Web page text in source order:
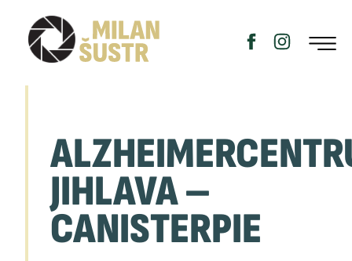
JIHLAVA –
CANISTERPIE